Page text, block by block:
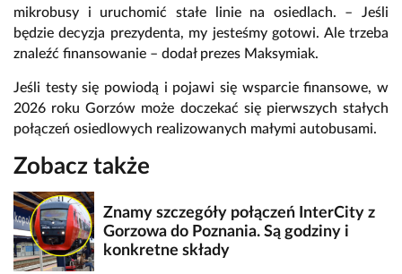
mikrobusy i uruchomić stałe linie na osiedlach. – Jeśli
będzie decyzja prezydenta, my jesteśmy gotowi. Ale trzeba
znaleźć finansowanie – dodał prezes Maksymiak.
Jeśli testy się powiodą i pojawi się wsparcie finansowe, w
2026 roku Gorzów może doczekać się pierwszych stałych
połączeń osiedlowych realizowanych małymi autobusami.
Zobacz także
Znamy szczegóły połączeń InterCity z
Gorzowa do Poznania. Są godziny i
konkretne składy